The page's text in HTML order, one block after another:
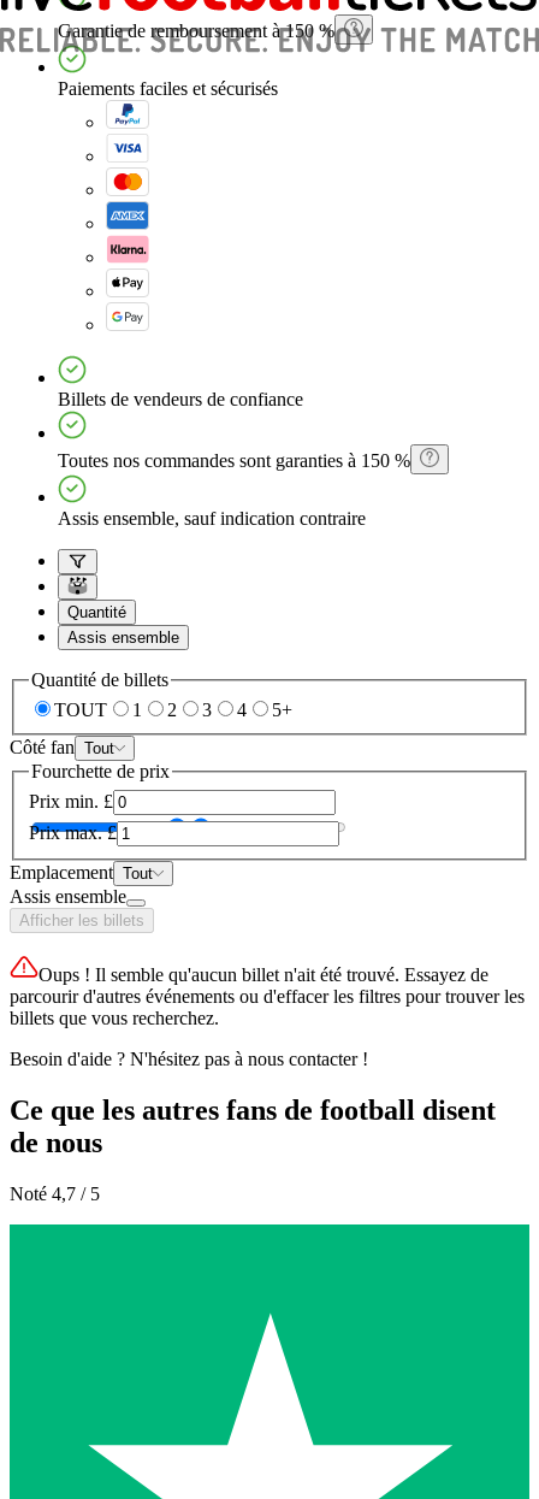
Garantie de remboursement à 150 %
Paiements faciles et sécurisés
Billets de vendeurs de confiance
Toutes nos commandes sont garanties à 150 %
Assis ensemble, sauf indication contraire
Quantité
Assis ensemble
Quantité de billets
TOUT
1 2 3 4
5+
Côté fan Tout
Fourchette de prix
Prix min. £
Prix max. £
Emplacement Tout
Assis ensemble
Afficher les billets
Oups ! Il semble qu'aucun billet n'ait été trouvé. Essayez de
parcourir d'autres événements ou d'effacer les filtres pour trouver les
billets que vous recherchez.
Besoin d'aide ? N'hésitez pas à nous contacter !
Ce que les autres fans de football disent
de nous
Noté 4,7 / 5